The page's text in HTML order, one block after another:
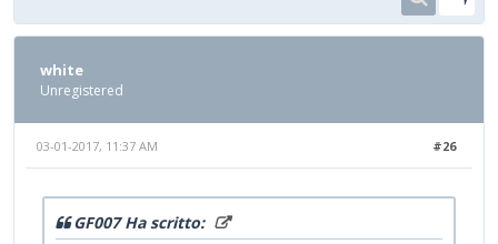
white
Unregistered
#26
03-01-2017, 11:37 AM
GF007 Ha scritto: